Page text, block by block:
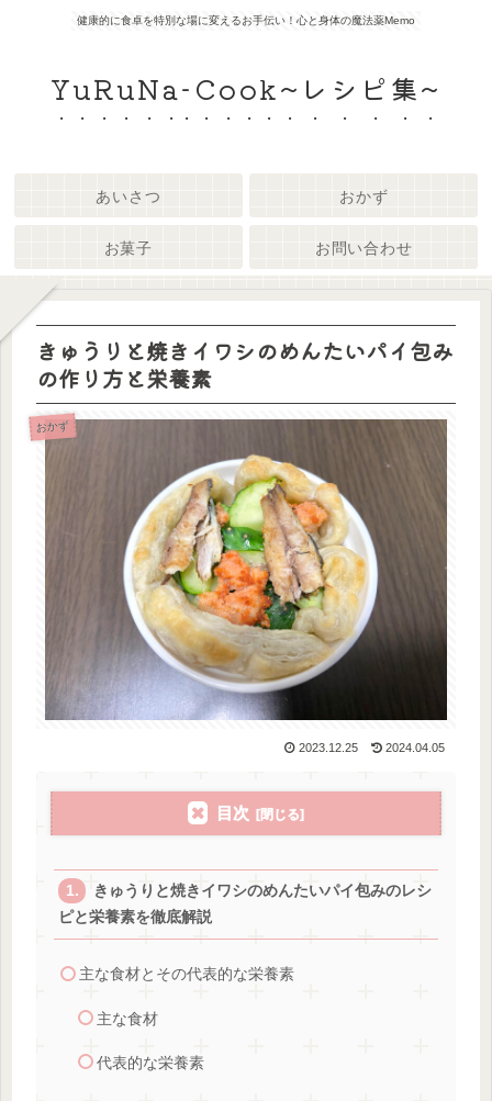
健康的に食卓を特別な場に変えるお手伝い！心と身体の魔法薬Memo
YuRuNa-Cook~レシピ集~
あいさつ おかず
お菓子 お問い合わせ
きゅうりと焼きイワシのめんたいパイ包み
の作り方と栄養素
おかず
2023.12.25 2024.04.05
目次
きゅうりと焼きイワシのめんたいパイ包みのレシ
ピと栄養素を徹底解説
主な食材とその代表的な栄養素
主な食材
代表的な栄養素